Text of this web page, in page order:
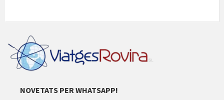
NOVETATS PER WHATSAPP!